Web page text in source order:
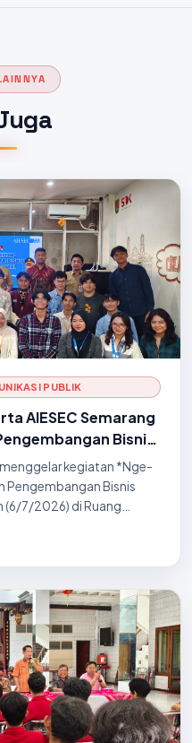
PUBLIK
AIESEC Semarang
Bisnis
kegiatan *Nge-
Pengembangan Bisnis
(6/7/2026) di Ruang
pukul 13.00–
Komunitas AIESEC
China, dan Pakistan.
Komunikasi, Informatika,